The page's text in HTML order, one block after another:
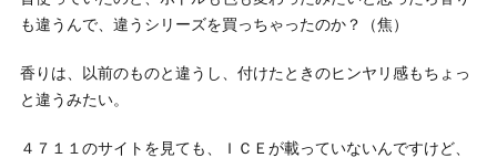
も違うんで、違うシリーズを買っちゃったのか？（焦）
香りは、以前のものと違うし、付けたときのヒンヤリ感もちょっ
と違うみたい。
４７１１のサイトを見ても、ＩＣＥが載っていないんですけど、